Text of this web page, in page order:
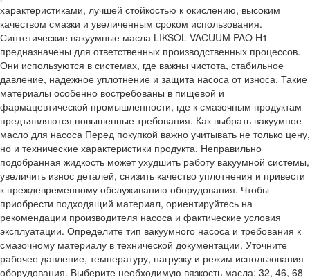
характеристиками, лучшей стойкостью к окислению, высоким
качеством смазки и увеличенным сроком использования.
Синтетические вакуумные масла LIKSOL VACUUM PAO H1
предназначены для ответственных производственных процессов.
Они используются в системах, где важны чистота, стабильное
давление, надежное уплотнение и защита насоса от износа. Такие
материалы особенно востребованы в пищевой и
фармацевтической промышленности, где к смазочным продуктам
предъявляются повышенные требования. Как выбрать вакуумное
масло для насоса Перед покупкой важно учитывать не только цену,
но и технические характеристики продукта. Неправильно
подобранная жидкость может ухудшить работу вакуумной системы,
увеличить износ деталей, снизить качество уплотнения и привести
к преждевременному обслуживанию оборудования. Чтобы
приобрести подходящий материал, ориентируйтесь на
рекомендации производителя насоса и фактические условия
эксплуатации. Определите тип вакуумного насоса и требования к
смазочному материалу в технической документации. Уточните
рабочее давление, температуру, нагрузку и режим использования
оборудования. Выберите необходимую вязкость масла: 32, 46, 68